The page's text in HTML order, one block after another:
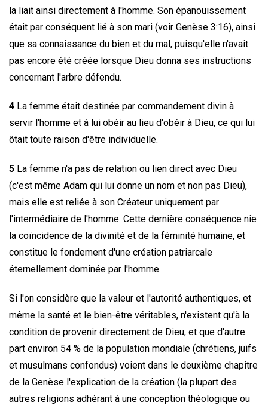
la liait ainsi directement à l'homme. Son épanouissement
était par conséquent lié à son mari (voir Genèse 3:16), ainsi
que sa connaissance du bien et du mal, puisqu'elle n'avait
pas encore été créée lorsque Dieu donna ses instructions
concernant l'arbre défendu.
4 La femme était destinée par commandement divin à
servir l'homme et à lui obéir au lieu d'obéir à Dieu, ce qui lui
ôtait toute raison d'être individuelle.
5 La femme n'a pas de relation ou lien direct avec Dieu
(c'est même Adam qui lui donne un nom et non pas Dieu),
mais elle est reliée à son Créateur uniquement par
l'intermédiaire de l'homme. Cette dernière conséquence nie
la coïncidence de la divinité et de la féminité humaine, et
constitue le fondement d'une création patriarcale
éternellement dominée par l'homme.
Si l'on considère que la valeur et l'autorité authentiques, et
même la santé et le bien-être véritables, n'existent qu'à la
condition de provenir directement de Dieu, et que d'autre
part environ 54 % de la population mondiale (chrétiens, juifs
et musulmans confondus) voient dans le deuxième chapitre
de la Genèse l'explication de la création (la plupart des
autres religions adhérant à une conception théologique ou